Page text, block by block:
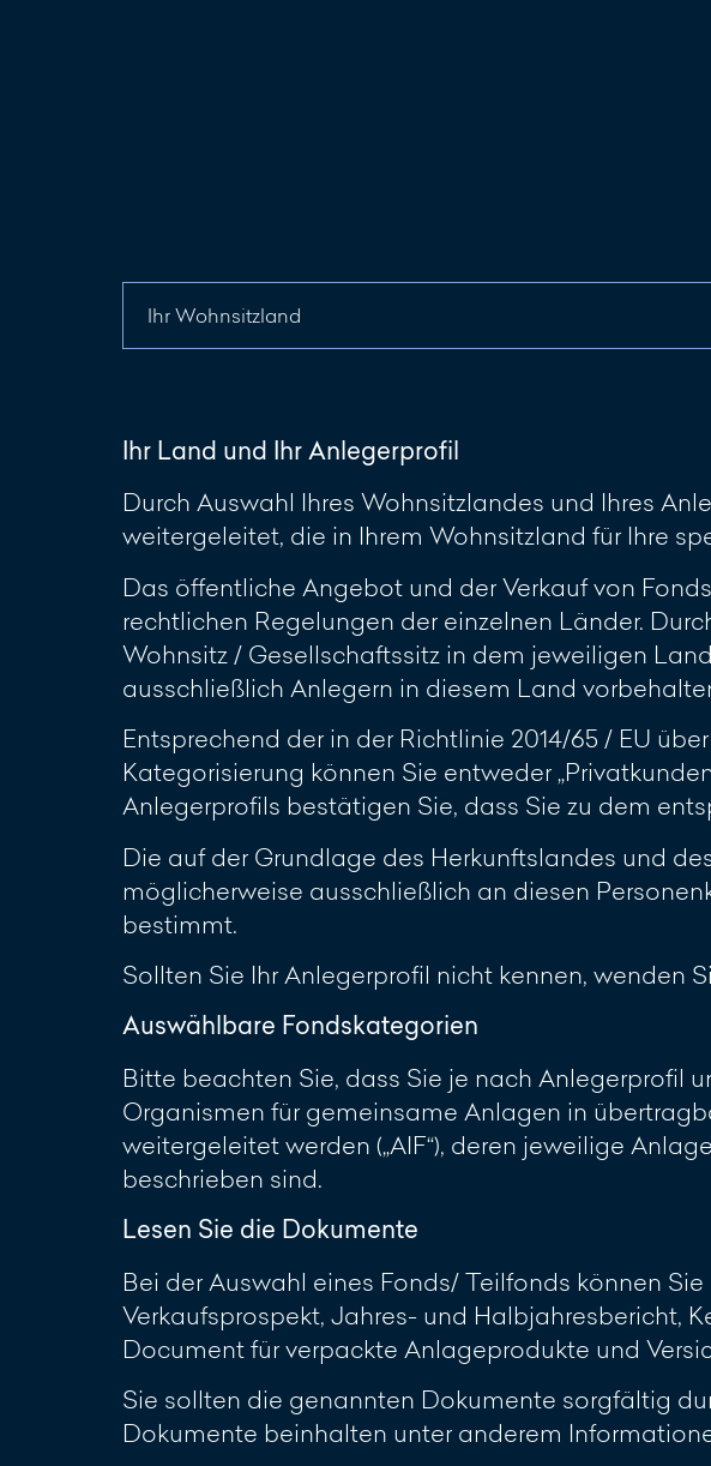
Ihr Land und Ihr Anlegerprofil
Durch Auswahl Ihres Wohnsitzlandes und Ihres
weitergeleitet, die in Ihrem Wohnsitzland für Ihre
Das öffentliche Angebot und der Verkauf von
rechtlichen Regelungen der einzelnen Länder.
Wohnsitz / Gesellschaftssitz in dem jeweiligen
ausschließlich Anlegern in diesem Land
Entsprechend der in der Richtlinie 2014/65 / EU
Kategorisierung können Sie entweder
Anlegerprofils bestätigen Sie, dass Sie zu dem
Die auf der Grundlage des Herkunftslandes und
möglicherweise ausschließlich an diesen
bestimmt.
Sollten Sie Ihr Anlegerprofil nicht kennen, wenden
Auswählbare Fondskategorien
Bitte beachten Sie, dass Sie je nach Anlegerprofil
Organismen für gemeinsame Anlagen in
weitergeleitet werden („AIF“), deren jeweilige
beschrieben sind.
Lesen Sie die Dokumente
Bei der Auswahl eines Fonds/ Teilfonds können
Verkaufsprospekt, Jahres- und Halbjahresbericht,
Document für verpackte Anlageprodukte und
Sie sollten die genannten Dokumente sorgfältig
Dokumente beinhalten unter anderem